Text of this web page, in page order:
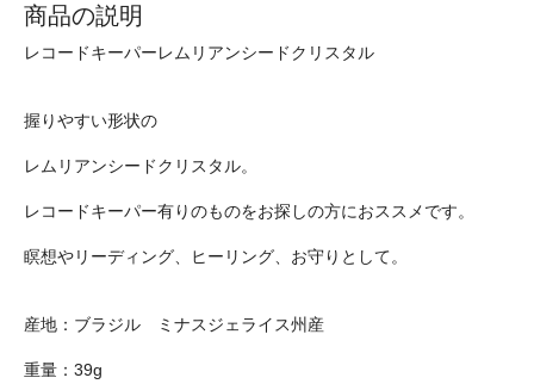
商品の説明
レコードキーパーレムリアンシードクリスタル
握りやすい形状の
レムリアンシードクリスタル。
レコードキーパー有りのものをお探しの方におススメです。
瞑想やリーディング、ヒーリング、お守りとして。
産地：ブラジル ミナスジェライス州産
重量：39g